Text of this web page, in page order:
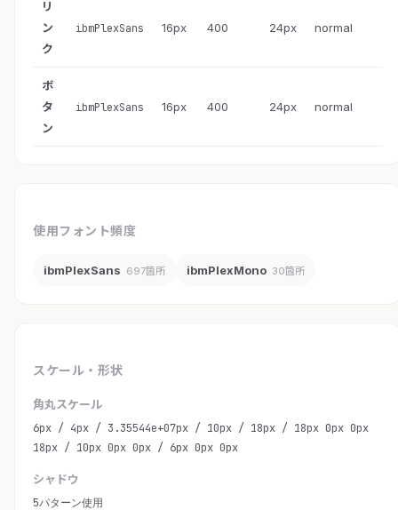
リ
ン
ク
ibmPlexSans 16px 400 24px normal
ボ
タ
ン
ibmPlexSans 16px 400 24px normal
使用フォント頻度
ibmPlexSans 697箇所 ibmPlexMono 30箇所
スケール・形状
角丸スケール
6px / 4px / 3.35544e+07px / 10px / 18px / 18px 0px 0px
18px / 10px 0px 0px / 6px 0px 0px
シャドウ
5パターン使用